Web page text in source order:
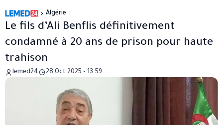
Algérie
Le fils d’Ali Benflis définitivement
condamné à 20 ans de prison pour haute
trahison
lemed24 28 Oct 2025 - 13:59